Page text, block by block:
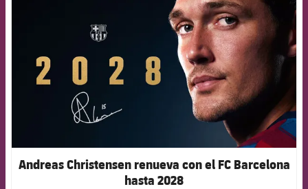
Andreas Christensen renueva con el FC Barcelona
hasta 2028